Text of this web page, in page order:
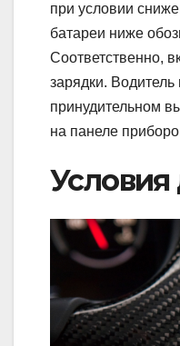
при условии
батареи ниже
Соответственно,
зарядки.
принудительном
на панеле